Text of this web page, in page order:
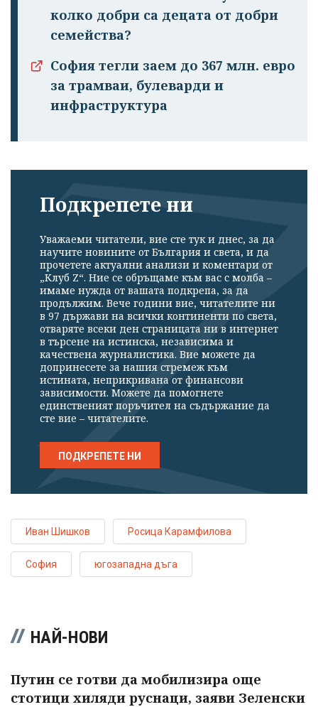
колко добри са децата от добри
семейства?
София тегли заем до 367 млн. евро
за трамваи, булеварди и
инфраструктура
Подкрепете ни
Уважаеми читатели, вие сте тук и днес, за да
научите новините от България и света, и да
прочетете актуални анализи и коментари от
„Клуб Z“. Ние се обръщаме към вас с молба –
имаме нужда от вашата подкрепа, за да
продължим. Вече години вие, читателите ни
в 97 държави на всички континенти по света,
отваряте всеки ден страницата ни в интернет
в търсене на истинска, независима и
качествена журналистика. Вие можете да
допринесете за нашия стремеж към
истината, неприкривана от финансови
зависимости. Можете да помогнете
единственият поръчител на съдържание да
сте вие – читателите.
ПОДКРЕПЕТЕ НИ
Иван Шишков Росица Карамфилова
София югозападна дъга
НАЙ-НОВИ
Путин се готви да мобилизира още
стотици хиляди руснаци, заяви Зеленски